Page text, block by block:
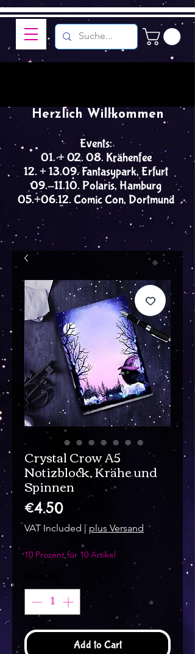
Events:
01. + 02. 08. Krähenfee
12. + 13.09. Fantasypark, Erfurt
09.-11.10. Polaris, Hamburg
05.+06.12. Comic Con, Dortmund
Herzlich Willkommen
Crystal Crow A5
Notizblock, Krähe und
Spinnen
€4.50Price
VAT Included |plus Versand
10 Prozent für 10 Artikel
Quantity
Add to Cart